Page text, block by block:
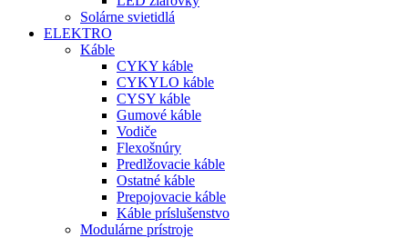
Solárne svietidlá
ELEKTRO
Káble
CYKY káble
CYKYLO káble
CYSY káble
Gumové káble
Vodiče
Flexošnúry
Predlžovacie káble
Ostatné káble
Prepojovacie káble
Káble príslušenstvo
Modulárne prístroje